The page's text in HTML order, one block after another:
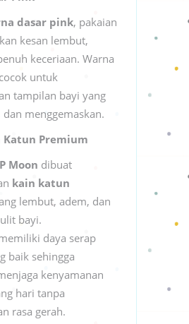
dasar pink, pakaian
kesan lembut,
keceriaan. Warna
untuk
tampilan bayi yang
dan menggemaskan.
Katun Premium
Moon dibuat
kain katun
lembut, adem, dan
bayi.
daya serap
baik sehingga
kenyamanan
hari tanpa
rasa gerah.